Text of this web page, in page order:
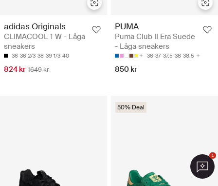
adidas Originals
CLIMACOOL 1 W - Låga
sneakers
36 36 2/3 38 39 1/3 40
824 kr 1649 kr
PUMA
Puma Club II Era Suede
- Låga sneakers
36 37 37.5 38 38.5
850 kr
50% Deal
1